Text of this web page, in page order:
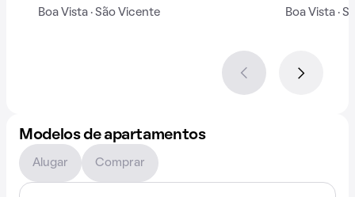
Boa Vista · São Vicente
Boa Vista ·
Modelos de apartamentos
Alugar Comprar